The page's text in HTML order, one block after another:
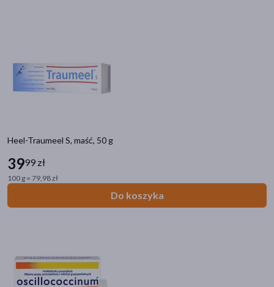
Heel-Traumeel S, maść, 50 g
3999 zł
100 g = 79,98 zł
Do koszyka